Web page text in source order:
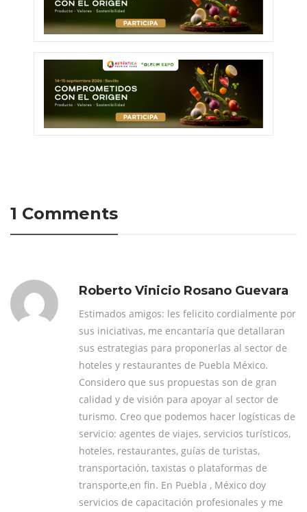
1 Comments
Roberto Vinicio Rosano Guevara
Estimados amigos: les felicito cordialmente por
sus iniciativas, me encantaría que detallaran
sus estrategias para proponerlas al sector de
hoteles y restaurantes de Puebla México.
Considero que sus propuestas son de gran
calidad y de visión para apoyar al sector de
turismo. Creo que podemos hacer logísticas de
servicio: agentes de viajes, servicios turísticos,
hoteles, restaurantes, guías de turistas,
transportación, taxistas o plataformas de
transporte,en fin. En Puebla , México doy
servicios de capacitación profesionales y me